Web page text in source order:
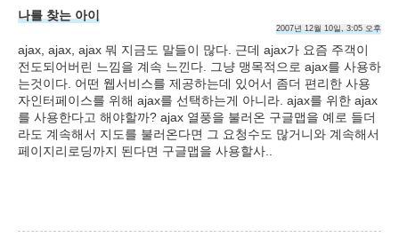
나를 찾는 아이
2007년 12월 10일, 3:05 오후
ajax, ajax, ajax 뭐 지금도 말들이 많다. 근데 ajax가 요즘 주객이
전도되어버린 느낌을 계속 느낀다. 그냥 맹목적으로 ajax를 사용하
는것이다. 어떤 웹서비스를 제공하는데 있어서 좀더 편리한 사용
자인터페이스를 위해 ajax를 선택하는게 아니라. ajax를 위한 ajax
를 사용한다고 해야할까? ajax 열풍을 불러온 구글맵을 예로 들더
라도 계속해서 지도를 불러온다면 그 요청수도 많거니와 계속해서
페이지리로딩까지 된다면 구글맵을 사용할사..